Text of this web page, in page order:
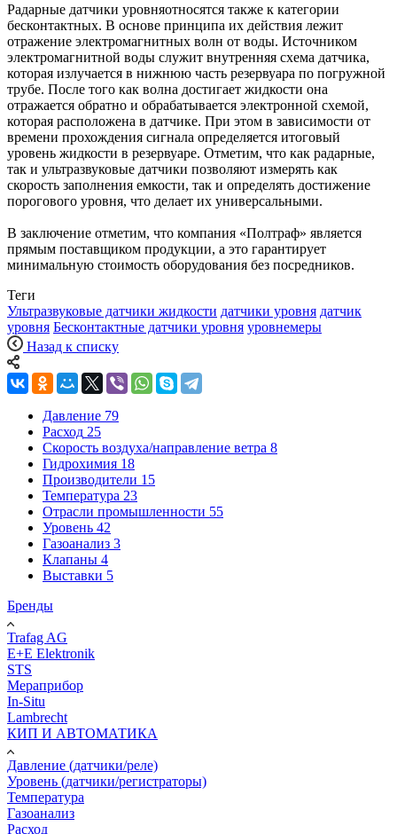
Радарные датчики уровняотносятся также к категории
бесконтактных. В основе принципа их действия лежит
отражение электромагнитных волн от воды. Источником
электромагнитной воды служит внутренняя схема датчика,
которая излучается в нижнюю часть резервуара по погружной
трубе. После того как волна достигает жидкости она
отражается обратно и обрабатывается электронной схемой,
которая расположена в датчике. При этом в зависимости от
времени прохождения сигнала определяется итоговый
уровень жидкости в резервуаре. Отметим, что как радарные,
так и ультразвуковые датчики позволяют измерять как
скорость заполнения емкости, так и определять достижение
порогового уровня, что делает их универсальными.
В заключение отметим, что компания «Полтраф» является
прямым поставщиком продукции, а это гарантирует
минимальную стоимость оборудования без посредников.
Теги
Ультразвуковые датчики жидкости датчики уровня датчик
уровня Бесконтактные датчики уровня уровнемеры
Назад к списку
Давление 79
Расход 25
Скорость воздуха/направление ветра 8
Гидрохимия 18
Производители 15
Температура 23
Отрасли промышленности 55
Уровень 42
Газоанализ 3
Клапаны 4
Выставки 5
Бренды
Trafag AG
E+E Elektronik
STS
Мераприбор
In-Situ
Lambrecht
КИП И АВТОМАТИКА
Давление (датчики/реле)
Уровень (датчики/регистраторы)
Температура
Газоанализ
Расход